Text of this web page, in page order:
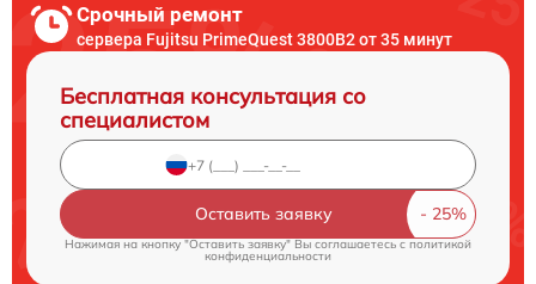
Срочный ремонт
сервера Fujitsu PrimeQuest 3800B2 от 35 минут
Бесплатная консультация со
специалистом
Оставить заявку
Нажимая на кнопку "Оставить заявку" Вы соглашаетесь cполитикой
конфиденциальности